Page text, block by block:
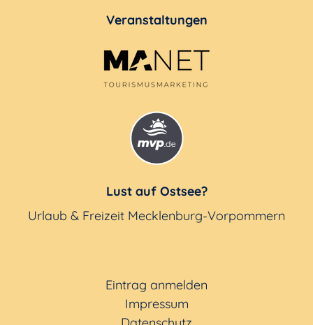
Veranstaltungen
Lust auf Ostsee?
Urlaub & Freizeit Mecklenburg-Vorpommern
Eintrag anmelden
Impressum